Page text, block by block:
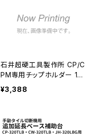
石井超硬工具製作所 CP/C
PM専用チップホルダー 137
XA用 J-113 ≪メーカー直
送≫
¥3,388